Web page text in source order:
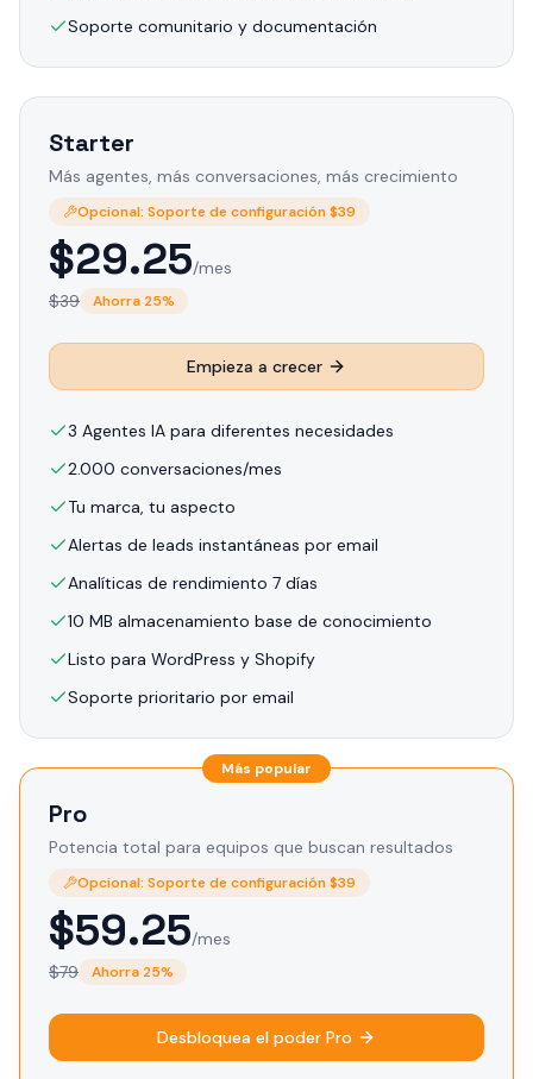
Soporte comunitario y documentación
Starter
Más agentes, más conversaciones, más crecimiento
Opcional: Soporte de configuración $39
$29.25/mes
$39 Ahorra 25%
Empieza a crecer
3 Agentes IA para diferentes necesidades
2.000 conversaciones/mes
Tu marca, tu aspecto
Alertas de leads instantáneas por email
Analíticas de rendimiento 7 días
10 MB almacenamiento base de conocimiento
Listo para WordPress y Shopify
Soporte prioritario por email
Más popular
Pro
Potencia total para equipos que buscan resultados
Opcional: Soporte de configuración $39
$59.25/mes
$79 Ahorra 25%
Desbloquea el poder Pro